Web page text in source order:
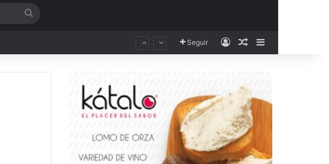
Seguir AccesoPublicación al